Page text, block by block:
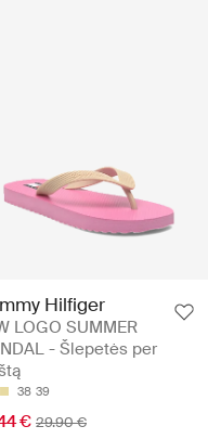
Hilfiger
LOGO SUMMER
- Šlepetės per
38 39
€ 29.90 €